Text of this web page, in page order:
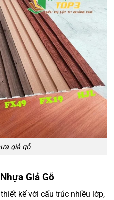
giả gỗ
Giả Gỗ
kế với cấu trúc nhiều lớp,